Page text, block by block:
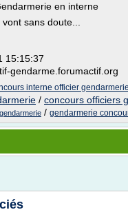
en interne
sans doute...
15:15:37
gendarme.forumactif.org
interne officier gendarmerie
/ concours officiers
/ gendarmerie